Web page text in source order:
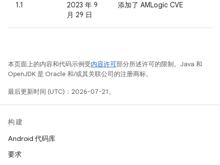
1.1
2023 年 9
月 29 日
添加了 AMLogic CVE
本页面上的内容和代码示例受内容许可部分所述许可的限制。Java 和
OpenJDK 是 Oracle 和/或其关联公司的注册商标。
最后更新时间 (UTC)：2026-07-21。
构建
Android 代码库
要求